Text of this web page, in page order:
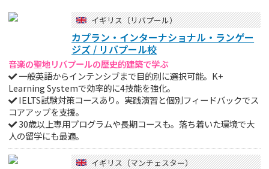
イギリス（リバプール）
カプラン・インターナショナル・ランゲー
ジズ / リバプール校
音楽の聖地リバプールの歴史的建築で学ぶ
一般英語からインテンシブまで目的別に選択可能。K+
Learning Systemで効率的に4技能を強化。
IELTS試験対策コースあり。実践演習と個別フィードバックでス
コアアップを支援。
30歳以上専用プログラムや長期コースも。落ち着いた環境で大
人の留学にも最適。
イギリス（マンチェスター）